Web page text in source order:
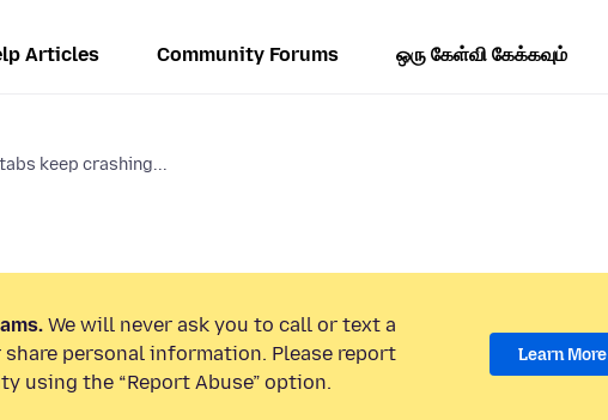
Articles Community Forums ஒரு கேள்வி கேக்கவும்
tabs keep crashing...
We will never ask you to call or text a
share personal information. Please report
using the “Report Abuse” option.
Learn More